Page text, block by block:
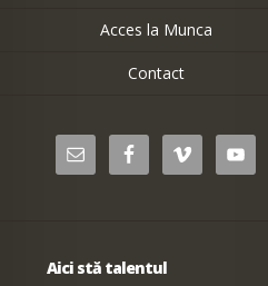
Acces la Munca
Contact
Aici stă talentul